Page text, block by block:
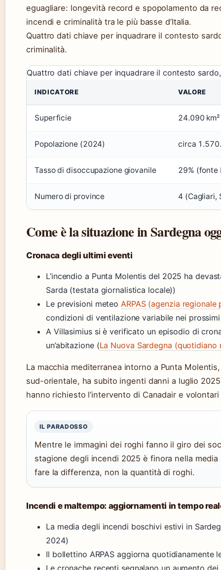
eguagliare: longevità record e spopolamento da
incendi e criminalità tra le più basse d’Italia.
Quattro dati chiave per inquadrare il contesto
criminalità.
Quattro dati chiave per inquadrare il contesto
INDICATORE VALORE
Superficie 24.090 km²
Popolazione (2024) circa
Tasso di disoccupazione giovanile 29%
Numero di province 4 (Cagliari,
Come è la situazione in Sardegna
Cronaca degli ultimi eventi
L’incendio a Punta Molentis del 2025 ha
Sarda (testata giornalistica locale))
Le previsioni meteo ARPAS (agenzia
condizioni di ventilazione variabile nei
A Villasimius si è verificato un episodio di
un’abitazione (La Nuova Sardegna (quotidiano
La macchia mediterranea intorno a Punta
sud-orientale, ha subito ingenti danni a luglio
hanno richiesto l’intervento di Canadair e
IL PARADOSSO
Mentre le immagini dei roghi fanno il giro dei
stagione degli incendi 2025 è finora nella
fare la differenza, non la quantità di roghi.
Incendi e maltempo: aggiornamenti in tempo
La media degli incendi boschivi estivi in
2024)
Il bollettino ARPAS aggiorna